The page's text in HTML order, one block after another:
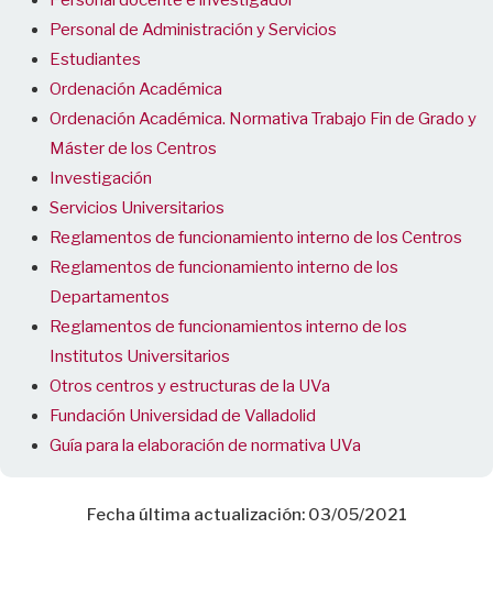
Personal de Administración y Servicios
Estudiantes
Ordenación Académica
Ordenación Académica. Normativa Trabajo Fin de Grado y
Máster de los Centros
Investigación
Servicios Universitarios
Reglamentos de funcionamiento interno de los Centros
Reglamentos de funcionamiento interno de los
Departamentos
Reglamentos de funcionamientos interno de los
Institutos Universitarios
Otros centros y estructuras de la UVa
Fundación Universidad de Valladolid
Guía para la elaboración de normativa UVa
Fecha última actualización: 03/05/2021